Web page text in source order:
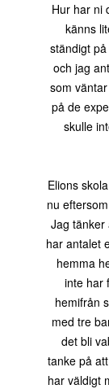
Hur har ni
känns
ständigt
och jag
som
på de
skulle
Elions
nu
Jag tänker
har antalet
hemma
inte har
hemifrån
med tre
det bli
tanke på
har väldigt